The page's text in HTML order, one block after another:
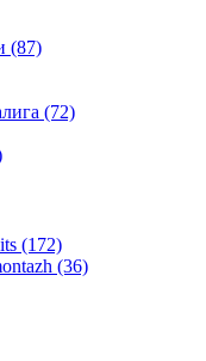
(87)
(72)
(172)
(36)